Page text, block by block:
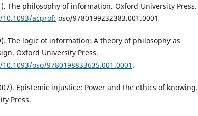
The philosophy of information. Oxford University Press.
acprof: oso/9780199232383.001.0001
The logic of information: A theory of philosophy as
Oxford University Press.
oso/9780198833635.001.0001 .
Epistemic injustice: Power and the ethics of knowing.
Press.